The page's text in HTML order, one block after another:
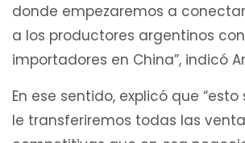
donde empezaremos a
a los productores argentinos
importadores en China”, indicó
En ese sentido, explicó que
le transferiremos todas las